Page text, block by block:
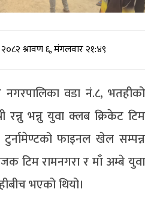
२०८२ श्रावण ६, मंगलवार २१:४९
वडा नं.८, भतहीको
रन्नु भन्नु युवा क्लब क्रिकेट टिम
फाइनल खेल सम्पन्न
टिम रामनगरा र माँ अम्बे युवा
भएको थियो।